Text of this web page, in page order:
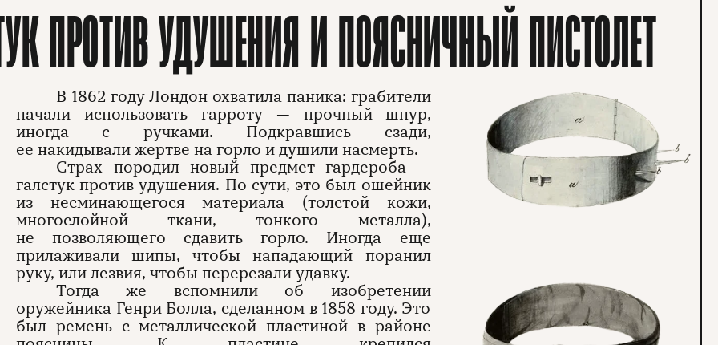
ПРОТИВ УДУШЕНИЯ И ПОЯСНИЧНЫЙ ПИСТОЛЕТ
В 1862 году Лондон охватила паника: грабители
начали использовать гарроту — прочный шнур,
иногда с ручками. Подкравшись сзади,
ее накидывали жертве на горло и душили насмерть.
Страх породил новый предмет гардероба —
галстук против удушения. По сути, это был ошейник
из несминающегося материала (толстой кожи,
многослойной ткани, тонкого металла),
не позволяющего сдавить горло. Иногда еще
прилаживали шипы, чтобы нападающий поранил
руку, или лезвия, чтобы перерезали удавку.
Тогда же вспомнили об изобретении
оружейника Генри Болла, сделанном в 1858 году. Это
был ремень с металлической пластиной в районе